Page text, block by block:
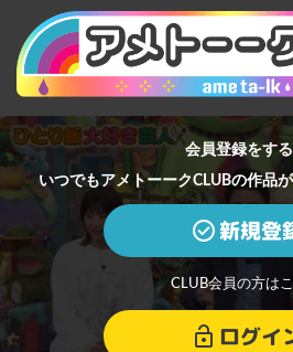
会員登録をす
いつでもアメトーークCLUBの作品
新規登
CLUB会員の方は
ログイ